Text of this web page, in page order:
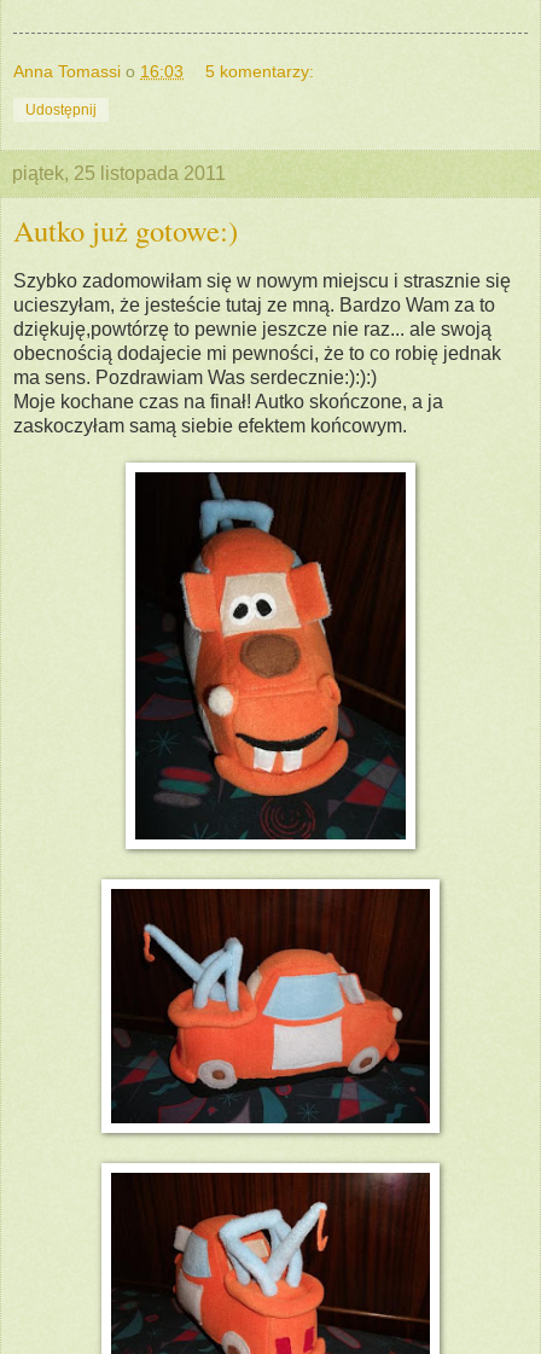
Anna Tomassi o 16:03 5 komentarzy:
Udostępnij
piątek, 25 listopada 2011
Autko już gotowe:)
Szybko zadomowiłam się w nowym miejscu i strasznie się
ucieszyłam, że jesteście tutaj ze mną. Bardzo Wam za to
dziękuję,powtórzę to pewnie jeszcze nie raz... ale swoją
obecnością dodajecie mi pewności, że to co robię jednak
ma sens. Pozdrawiam Was serdecznie:):):)
Moje kochane czas na finał! Autko skończone, a ja
zaskoczyłam samą siebie efektem końcowym.